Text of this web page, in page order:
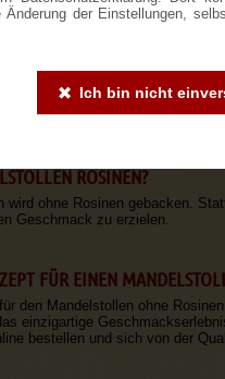
der Einstellungen,
Ich bin nicht
köstliche Variation des
verzichtet und stattdessen
eignet.
ROSINEN?
wird ohne Rosinen gebacken.
Geschmack zu erzielen.
FÜR EINEN
den Mandelstollen ohne
einzigartige
bestellen und sich von der